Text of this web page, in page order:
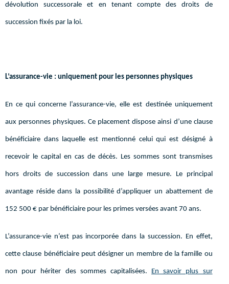
dévolution successorale et en tenant compte des droits de
succession fixés par la loi.
L’assurance-vie : uniquement pour les personnes physiques
En ce qui concerne l’assurance-vie, elle est destinée uniquement
aux personnes physiques. Ce placement dispose ainsi d’une clause
bénéficiaire dans laquelle est mentionné celui qui est désigné à
recevoir le capital en cas de décès. Les sommes sont transmises
hors droits de succession dans une large mesure. Le principal
avantage réside dans la possibilité d’appliquer un abattement de
152 500 € par bénéficiaire pour les primes versées avant 70 ans.
L’assurance-vie n’est pas incorporée dans la succession. En effet,
cette clause bénéficiaire peut désigner un membre de la famille ou
non pour hériter des sommes capitalisées. En savoir plus sur